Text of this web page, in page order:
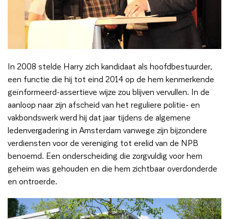
In 2008 stelde Harry zich kandidaat als hoofdbestuurder,
een functie die hij tot eind 2014 op de hem kenmerkende
geïnformeerd-assertieve wijze zou blijven vervullen. In de
aanloop naar zijn afscheid van het reguliere politie- en
vakbondswerk werd hij dat jaar tijdens de algemene
ledenvergadering in Amsterdam vanwege zijn bijzondere
verdiensten voor de vereniging tot erelid van de NPB
benoemd. Een onderscheiding die zorgvuldig voor hem
geheim was gehouden en die hem zichtbaar overdonderde
en ontroerde.